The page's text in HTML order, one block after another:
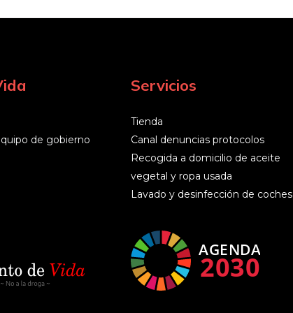
de gobierno
Servicios
Tienda
Canal denuncias protocolos
Recogida a domicilio de aceite
vegetal y ropa usada
Lavado y desinfección de coches